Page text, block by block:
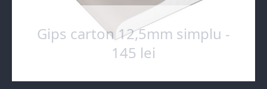
Gips carton 12,5mm simplu -
145 lei